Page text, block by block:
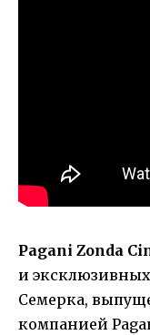
Pagani Zonda
и
Семерка,
компанией